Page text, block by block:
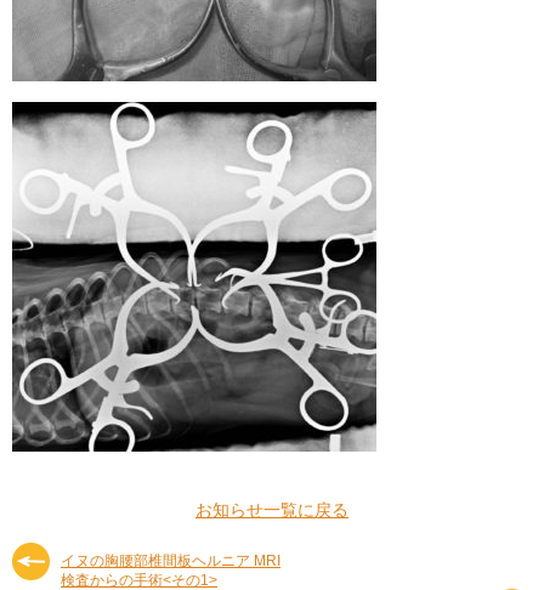
お知らせ一覧に戻る
イヌの胸腰部椎間板ヘルニア MRI
検査からの手術<その1>